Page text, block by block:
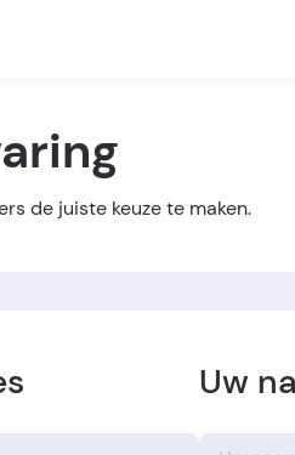
de juiste keuze te maken.
Uw